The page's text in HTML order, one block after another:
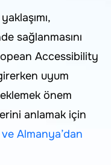
sağlanmasını
Accessibility
uyum
önem
anlamak için
Almanya’dan